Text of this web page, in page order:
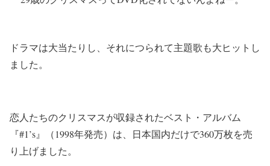
— ときめき！ぺぱーみんとくらぶ (@tokipepaclub)
December 15, 2020
ドラマは大当たりし、それにつられて主題歌も大ヒットし
ました。
恋人たちのクリスマスが収録されたベスト・アルバム
『#1’s』（1998年発売）は、日本国内だけで360万枚を売
り上げました。